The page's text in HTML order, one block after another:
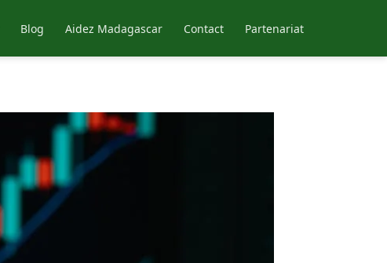
Blog Aidez Madagascar Contact Partenariat